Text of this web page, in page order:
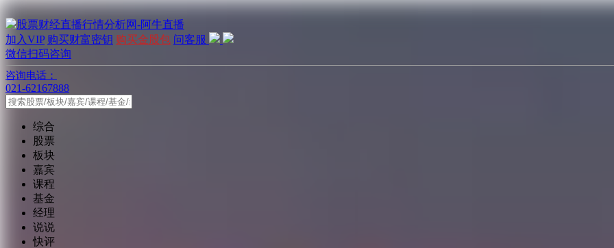
加入VIP 购买财富密钥 购买金股包 问客服
微信扫码咨询
咨询电话：
021-62167888
综合
股票
板块
嘉宾
课程
基金
经理
说说
快评